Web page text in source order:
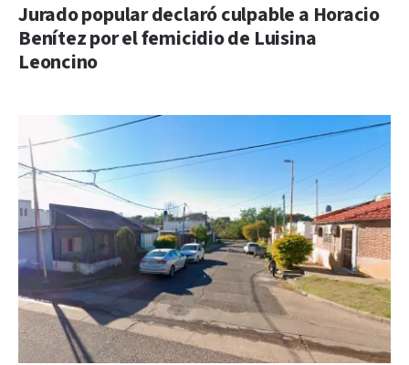
Jurado popular declaró culpable a Horacio
Benítez por el femicidio de Luisina
Leoncino